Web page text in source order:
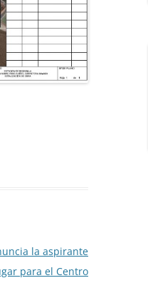
la aspirante
para el Centro